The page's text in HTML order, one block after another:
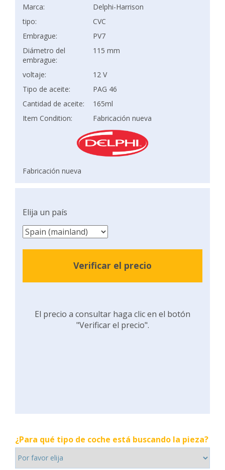
Marca:
Delphi-Harrison
tipo:
CVC
Embrague:
PV7
Diámetro del
embrague:
115 mm
voltaje:
12 V
Tipo de aceite:
PAG 46
Cantidad de aceite:
165ml
Item Condition:
Fabricación nueva
Fabricación nueva
Elija un país
Verificar el precio
El precio a consultar haga clic en el botón
"Verificar el precio".
¿Para qué tipo de coche está buscando la pieza?